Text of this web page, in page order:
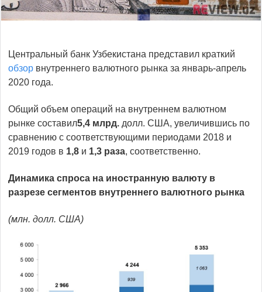
Центральный банк Узбекистана представил краткий
обзор внутреннего валютного рынка за январь-апрель
2020 года.
Общий объем операций на внутреннем валютном
рынке составил5,4 млрд. долл. США, увеличившись по
сравнению с соответствующими периодами 2018 и
2019 годов в 1,8 и 1,3 раза, соответственно.
Динамика спроса на иностранную валюту в
разрезе сегментов внутреннего валютного рынка
(млн. долл. США)